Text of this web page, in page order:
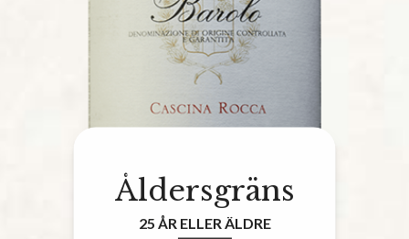
Åldersgräns
25 ÅR ELLER ÄLDRE